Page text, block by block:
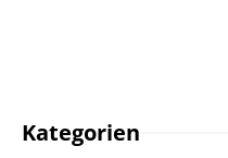
Kategorien